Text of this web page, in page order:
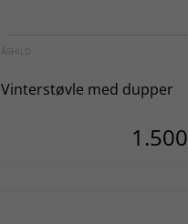
ÅSHILD
Vinterstøvle med dupper
1.500